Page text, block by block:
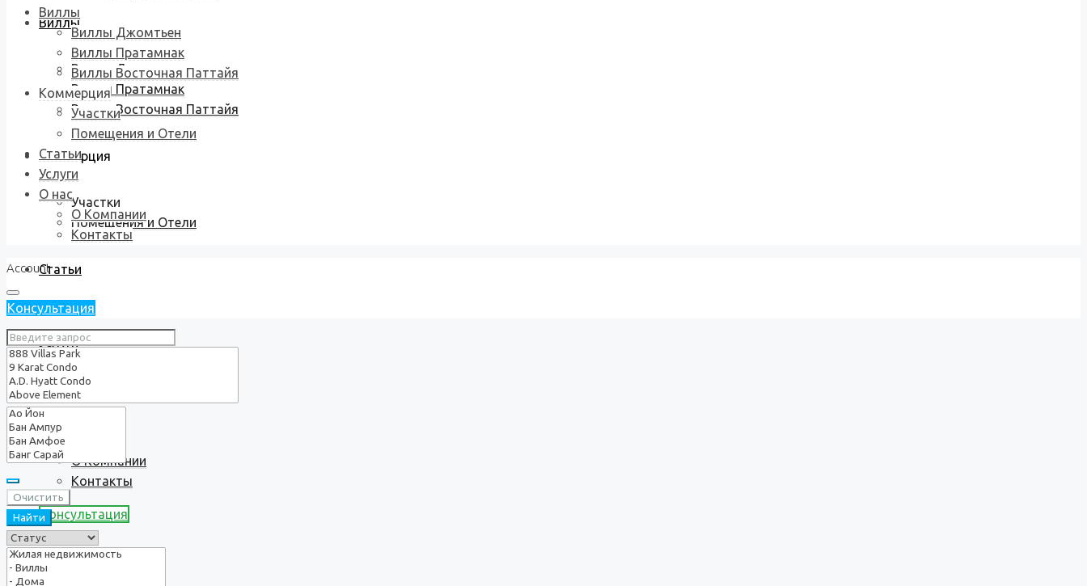
Виллы
Виллы Джомтьен
Виллы Пратамнак
Виллы Восточная Паттайя
Коммерция
Участки
Помещения и Отели
Статьи
Услуги
О нас
О Компании
Контакты
Консультация
Виллы
Виллы Джомтьен
Виллы Пратамнак
Виллы Восточная Паттайя
Коммерция
Участки
Помещения и Отели
Статьи
Услуги
О нас
О Компании
Контакты
Account
Консультация
Очистить
Найти